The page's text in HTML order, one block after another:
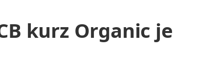
kurz Organic je